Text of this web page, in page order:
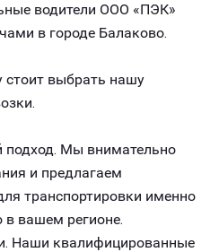
водители ООО «ПЭК»
в городе Балаково.
стоит выбрать нашу
подход. Мы внимательно
и предлагаем
транспортировки именно
в вашем регионе.
Наши квалифицированные